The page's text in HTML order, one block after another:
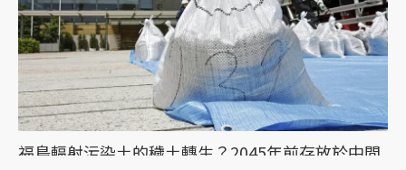
福島輻射污染土的穢土轉生？2045年前存放於中間